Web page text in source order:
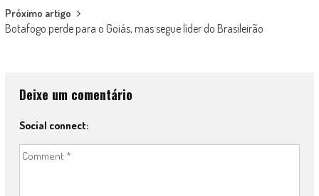
Próximo artigo
Botafogo perde para o Goiás, mas segue líder do Brasileirão
Deixe um comentário
Social connect: